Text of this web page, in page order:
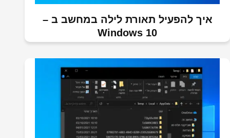
איך להפעיל תאורת לילה במחשב ב –
Windows 10